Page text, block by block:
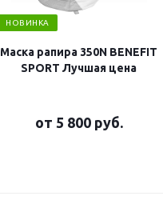
НОВИНКА
Маска рапира 350N BENEFIT
SPORT Лучшая цена
от 5 800 руб.